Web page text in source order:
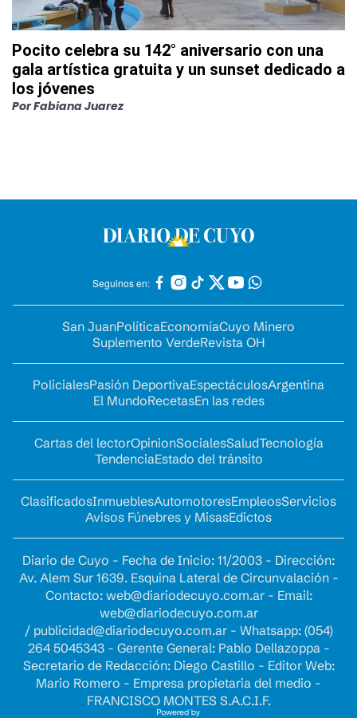
Pocito celebra su 142° aniversario con una
gala artística gratuita y un sunset dedicado a
los jóvenes
PorFabiana Juarez
Seguinos en:
San JuanPolíticaEconomíaCuyo Minero
Suplemento VerdeRevista OH
PolicialesPasión DeportivaEspectáculosArgentina
El MundoRecetasEn las redes
Cartas del lectorOpinionSocialesSaludTecnología
TendenciaEstado del tránsito
ClasificadosInmueblesAutomotoresEmpleosServicios
Avisos Fúnebres y MisasEdictos
Diario de Cuyo - Fecha de Inicio: 11/2003 - Dirección:
Av. Alem Sur 1639. Esquina Lateral de Circunvalación -
Contacto: web@diariodecuyo.com.ar- Email:
web@diariodecuyo.com.ar
/ publicidad@diariodecuyo.com.ar- Whatsapp: (054)
264 5045343 - Gerente General: Pablo Dellazoppa -
Secretario de Redacción: Diego Castillo - Editor Web:
Mario Romero - Empresa propietaria del medio -
FRANCISCO MONTES S.A.C.I.F.